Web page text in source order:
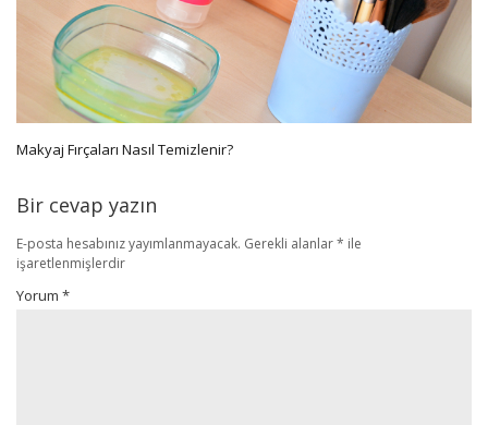
Makyaj Fırçaları Nasıl Temizlenir?
Bir cevap yazın
E-posta hesabınız yayımlanmayacak. Gerekli alanlar* ile
işaretlenmişlerdir
Yorum *